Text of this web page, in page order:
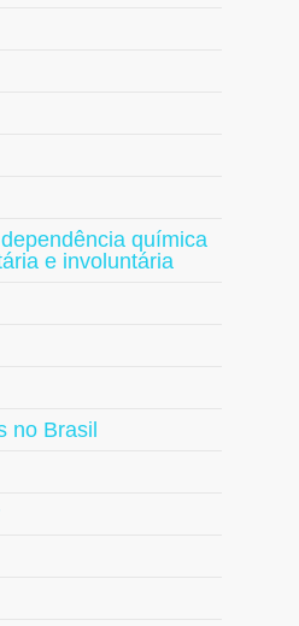
química
e involuntária
no Brasil